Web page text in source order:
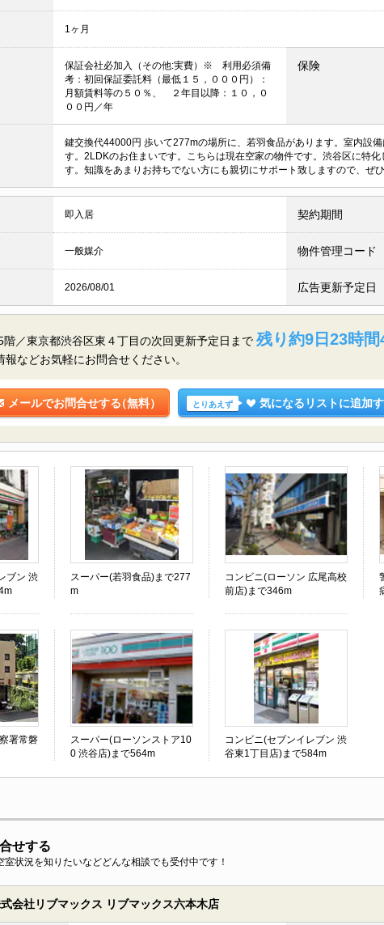
1ヶ月
保証会社必加入（その他:実費）※ 利用必須備
考：初回保証委託料（最低１５，０００円）：
月額賃料等の５０％、 ２年目以降：１０，０
００円／年
保険
鍵交換代44000円 歩いて277mの場所に、若羽食品があります。室内設
す。2LDKのお住まいです。こちらは現在空家の物件です。渋谷区に特
す。知識をあまりお持ちでない方にも親切にサポート致しますので、ぜ
即入居 契約期間
一般媒介 物件管理コード
2026/08/01 広告更新予定日
階／東京都渋谷区東４丁目の次回更新予定日まで 残り約9日23時
報などお気軽にお問合せください。
メールでお問合せする（無料） とりあえず 気になるリストに追加
ブン 渋
スーパー(若羽食品)まで277
m
コンビニ(ローソン 広尾高校
前店)まで346m
署常磐
スーパー(ローソンストア10
0 渋谷店)まで564m
コンビニ(セブンイレブン 渋
谷東1丁目店)まで584m
せする
室状況を知りたいなどどんな相談でも受付中です！
会社リブマックス リブマックス六本木店